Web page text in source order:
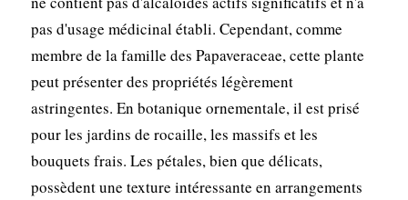
pas d'usage médicinal établi. Cependant, comme
membre de la famille des Papaveraceae, cette plante
peut présenter des propriétés légèrement
astringentes. En botanique ornementale, il est prisé
pour les jardins de rocaille, les massifs et les
bouquets frais. Les pétales, bien que délicats,
possèdent une texture intéressante en arrangements